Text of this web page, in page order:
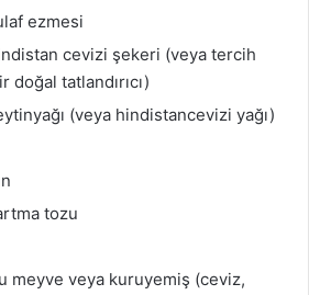
ezmesi
cevizi şekeri (veya tercih
tatlandırıcı)
(veya hindistancevizi yağı)
tozu
meyve veya kuruyemiş (ceviz,